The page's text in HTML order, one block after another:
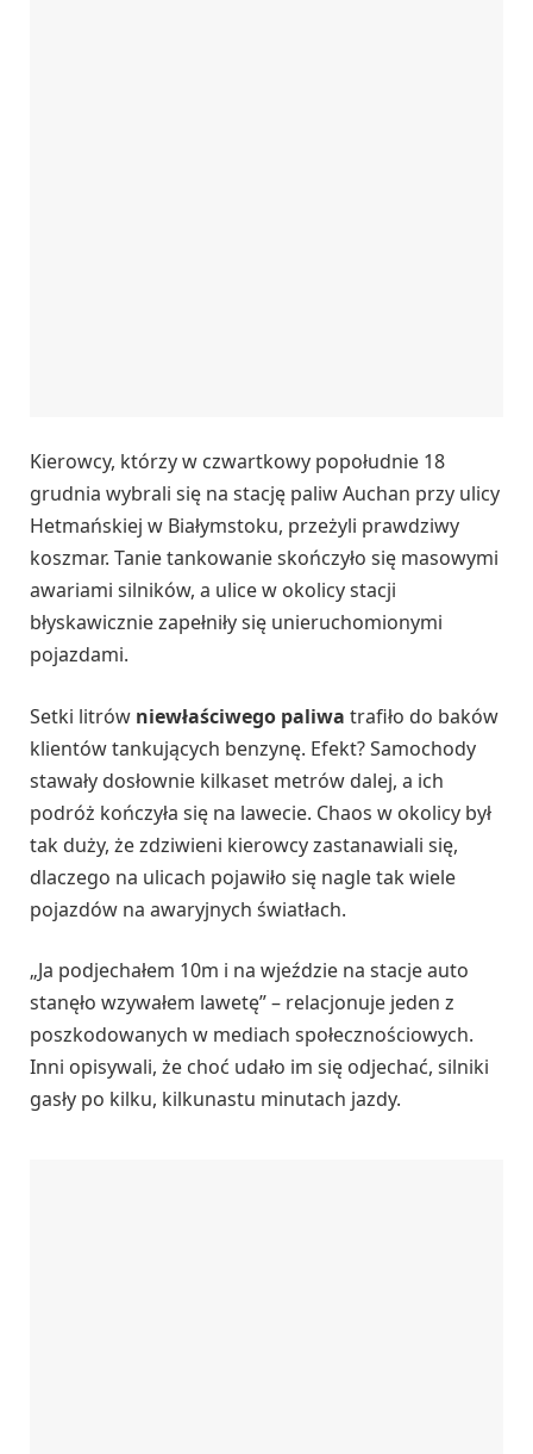
Kierowcy, którzy w czwartkowy popołudnie 18
grudnia wybrali się na stację paliw Auchan przy ulicy
Hetmańskiej w Białymstoku, przeżyli prawdziwy
koszmar. Tanie tankowanie skończyło się masowymi
awariami silników, a ulice w okolicy stacji
błyskawicznie zapełniły się unieruchomionymi
pojazdami.
Setki litrów niewłaściwego paliwa trafiło do baków
klientów tankujących benzynę. Efekt? Samochody
stawały dosłownie kilkaset metrów dalej, a ich
podróż kończyła się na lawecie. Chaos w okolicy był
tak duży, że zdziwieni kierowcy zastanawiali się,
dlaczego na ulicach pojawiło się nagle tak wiele
pojazdów na awaryjnych światłach.
„Ja podjechałem 10m i na wjeździe na stacje auto
stanęło wzywałem lawetę” – relacjonuje jeden z
poszkodowanych w mediach społecznościowych.
Inni opisywali, że choć udało im się odjechać, silniki
gasły po kilku, kilkunastu minutach jazdy.